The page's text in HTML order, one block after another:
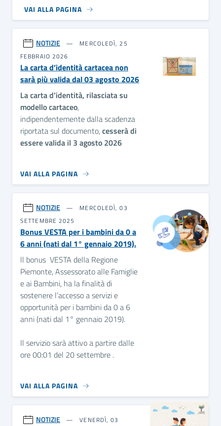
VAI ALLA PAGINA
NOTIZIE
MERCOLEDÌ, 25
FEBBRAIO 2026
La carta d’identità cartacea non
sarà più valida dal 03 agosto 2026
La carta d’identità, rilasciata su
modello cartaceo,
indipendentemente dalla scadenza
riportata sul documento,cesserà di
essere valida il 3 agosto 2026
VAI ALLA PAGINA
NOTIZIE
MERCOLEDÌ, 03
SETTEMBRE 2025
Bonus VESTA per i bambini da 0 a
6 anni (nati dal 1° gennaio 2019).
ll bonus VESTA della Regione
Piemonte, Assessorato alle Famiglie
e ai Bambini, ha la finalità di
sostenere l’accesso a servizi e
opportunità per i bambini da 0 a 6
anni (nati dal 1° gennaio 2019).
Il servizio sarà attivo a partire dalle
ore 00:01 del 20 settembre .
VAI ALLA PAGINA
NOTIZIE
VENERDÌ, 03